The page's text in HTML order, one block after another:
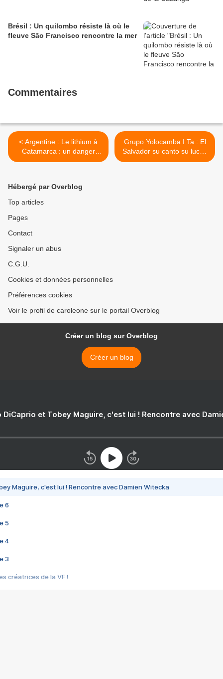
Brésil : Un quilombo résiste là où le
fleuve São Francisco rencontre la mer
Commentaires
< Argentine : Le lithium à
Catamarca : un danger
pour les lagunes et la
Grupo Yolocamba I Ta : El
Salvador su canto su lucha
su victoria amaneciendo >
Hébergé par Overblog
Top articles
Pages
Contact
Signaler un abus
C.G.U.
Cookies et données personnelles
Préférences cookies
Voir le profil de caroleone sur le portail Overblog
Créer un blog sur Overblog
Créer un blog
DiCaprio et Tobey Maguire, c'est lui ! Rencontre avec
Maguire, c'est lui ! Rencontre avec Damien Witecka
6
5
4
3
créatrices de la VF !